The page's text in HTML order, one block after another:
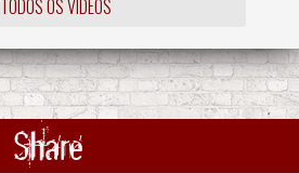
TODOS OS VÍDEOS
Share